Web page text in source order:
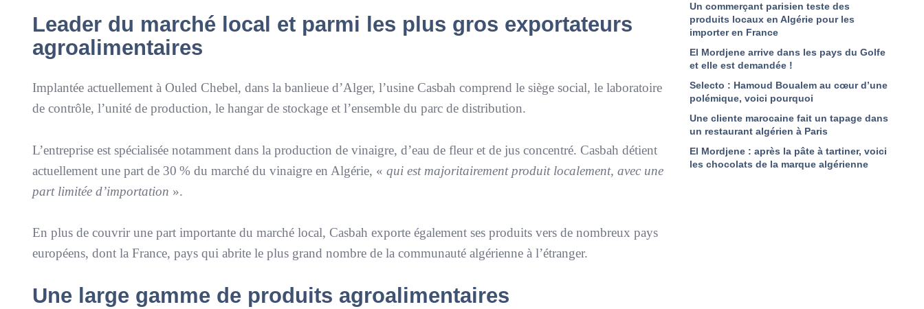
Leader du marché local et parmi les plus gros exportateurs
agroalimentaires
Implantée actuellement à Ouled Chebel, dans la banlieue d’Alger, l’usine Casbah comprend le siège social, le laboratoire
de contrôle, l’unité de production, le hangar de stockage et l’ensemble du parc de distribution.
L’entreprise est spécialisée notamment dans la production de vinaigre, d’eau de fleur et de jus concentré. Casbah détient
actuellement une part de 30 % du marché du vinaigre en Algérie, « qui est majoritairement produit localement, avec une
part limitée d’importation ».
En plus de couvrir une part importante du marché local, Casbah exporte également ses produits vers de nombreux pays
européens, dont la France, pays qui abrite le plus grand nombre de la communauté algérienne à l’étranger.
Une large gamme de produits agroalimentaires
Un commerçant parisien teste des
produits locaux en Algérie pour les
importer en France
El Mordjene arrive dans les pays du Golfe
et elle est demandée !
Selecto : Hamoud Boualem au cœur d’une
polémique, voici pourquoi
Une cliente marocaine fait un tapage dans
un restaurant algérien à Paris
El Mordjene : après la pâte à tartiner, voici
les chocolats de la marque algérienne